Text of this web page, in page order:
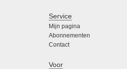
Service
Mijn pagina
Abonnementen
Contact
Voor